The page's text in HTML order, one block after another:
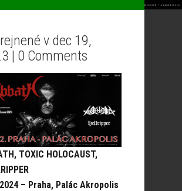
v dec 19,
| 0 Comments
TOXIC HOLOCAUST,
– Praha, Palác Akropolis